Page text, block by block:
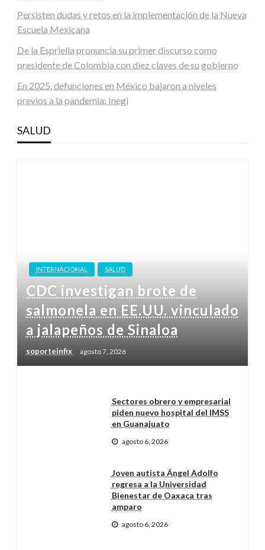
Persisten dudas y retos en la implementación de la Nueva
Escuela Mexicana
De la Espriella pronuncia su primer discurso como
presidente de Colombia con diez claves de su gobierno
En 2025, defunciones en México bajaron a niveles
previos a la pandemia: Inegi
SALUD
INTERNACIONAL SALUD
CDC investigan brote de
salmonela en EE.UU. vinculado
a jalapeños de Sinaloa
soporteinfix agosto 7, 2026
Sectores obrero y empresarial
piden nuevo hospital del IMSS
en Guanajuato
agosto 6, 2026
Joven autista Ángel Adolfo
regresa a la Universidad
Bienestar de Oaxaca tras
amparo
agosto 6, 2026